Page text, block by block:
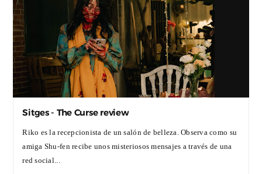
Sitges - The Curse review
Riko es la recepcionista de un salón de belleza. Observa como su
amiga Shu-fen recibe unos misteriosos mensajes a través de una
red social...